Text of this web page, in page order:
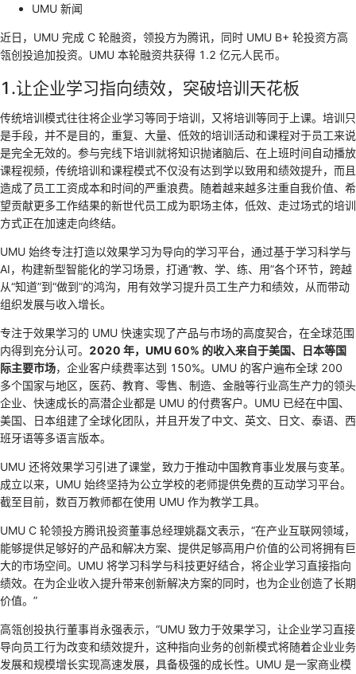
UMU 新闻
近日，UMU 完成 C 轮融资，领投方为腾讯，同时 UMU B+ 轮投资方高
瓴创投追加投资。UMU 本轮融资共获得 1.2 亿元人民币。
1.让企业学习指向绩效，突破培训天花板
传统培训模式往往将企业学习等同于培训，又将培训等同于上课。培训只
是手段，并不是目的，重复、大量、低效的培训活动和课程对于员工来说
是完全无效的。参与完线下培训就将知识抛诸脑后、在上班时间自动播放
课程视频，传统培训和课程模式不仅没有达到学以致用和绩效提升，而且
造成了员工工资成本和时间的严重浪费。随着越来越多注重自我价值、希
望贡献更多工作结果的新世代员工成为职场主体，低效、走过场式的培训
方式正在加速走向终结。
UMU 始终专注打造以效果学习为导向的学习平台，通过基于学习科学与
AI，构建新型智能化的学习场景，打通“教、学、练、用”各个环节，跨越
从“知道”到“做到”的鸿沟，用有效学习提升员工生产力和绩效，从而带动
组织发展与收入增长。
专注于效果学习的 UMU 快速实现了产品与市场的高度契合，在全球范围
内得到充分认可。 2020 年，UMU 60% 的收入来自于美国、日本等国
际主要市场，企业客户续费率达到 150%。UMU 的客户遍布全球 200
多个国家与地区，医药、教育、零售、制造、金融等行业高生产力的领头
企业、快速成长的高潜企业都是 UMU 的付费客户。UMU 已经在中国、
美国、日本组建了全球化团队，并且开发了中文、英文、日文、泰语、西
班牙语等多语言版本。
UMU 还将效果学习引进了课堂，致力于推动中国教育事业发展与变革。
成立以来，UMU 始终坚持为公立学校的老师提供免费的互动学习平台。
截至目前，数百万教师都在使用 UMU 作为教学工具。
UMU C 轮领投方腾讯投资董事总经理姚磊文表示，“在产业互联网领域，
能够提供足够好的产品和解决方案、提供足够高用户价值的公司将拥有巨
大的市场空间。UMU 将学习科学与科技更好结合，将企业学习直接指向
绩效。在为企业收入提升带来创新解决方案的同时，也为企业创造了长期
价值。”
高瓴创投执行董事肖永强表示，“UMU 致力于效果学习，让企业学习直接
导向员工行为改变和绩效提升，这种指向业务的创新模式将随着企业业务
发展和规模增长实现高速发展，具备极强的成长性。UMU 是一家商业模